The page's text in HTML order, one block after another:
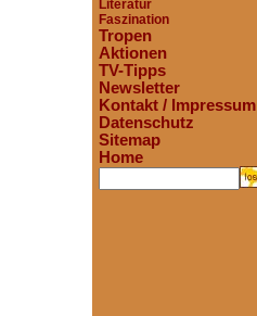
Literatur
Faszination
Tropen
Aktionen
TV-Tipps
Newsletter
Kontakt / Impressum
Datenschutz
Sitemap
Home